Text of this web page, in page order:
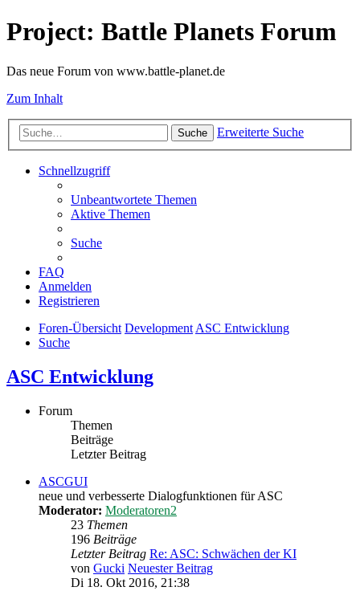
Project: Battle Planets Forum
Das neue Forum von www.battle-planet.de
Zum Inhalt
Suche Erweiterte Suche
Schnellzugriff
Unbeantwortete Themen
Aktive Themen
Suche
FAQ
Anmelden
Registrieren
Foren-Übersicht DevelopmentASC Entwicklung
Suche
ASC Entwicklung
Forum
Themen
Beiträge
Letzter Beitrag
ASCGUI
neue und verbesserte Dialogfunktionen für ASC
Moderator: Moderatoren2
23 Themen
196 Beiträge
Letzter Beitrag Re: ASC: Schwächen der KI
von Gucki Neuester Beitrag
Di 18. Okt 2016, 21:38